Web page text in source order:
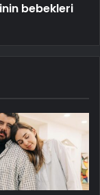
bebekleri